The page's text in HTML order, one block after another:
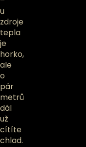
u
zdroje
tepla
je
horko,
ale
o
pár
metrů
dál
už
cítíte
chlad.